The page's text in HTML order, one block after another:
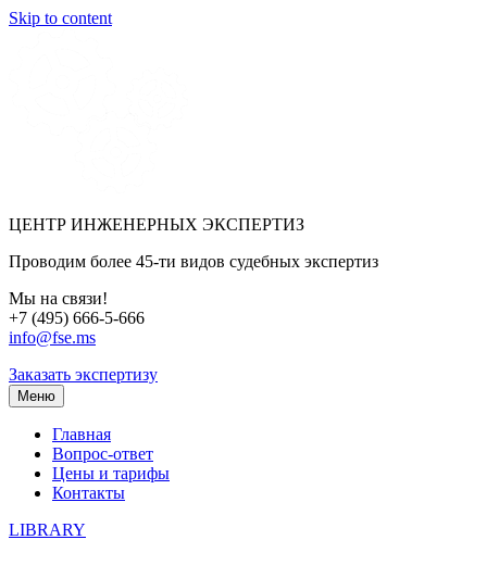
Skip to content
ЦЕНТР ИНЖЕНЕРНЫХ ЭКСПЕРТИЗ
Проводим более 45-ти видов судебных экспертиз
Мы на связи!
+7 (495) 666-5-666
info@fse.ms
Заказать экспертизу
Меню
Главная
Вопрос-ответ
Цены и тарифы
Контакты
LIBRARY